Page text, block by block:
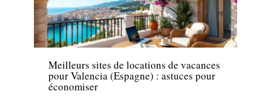
Loisirs
Meilleurs sites de locations de vacances
pour Valencia (Espagne) : astuces pour
économiser